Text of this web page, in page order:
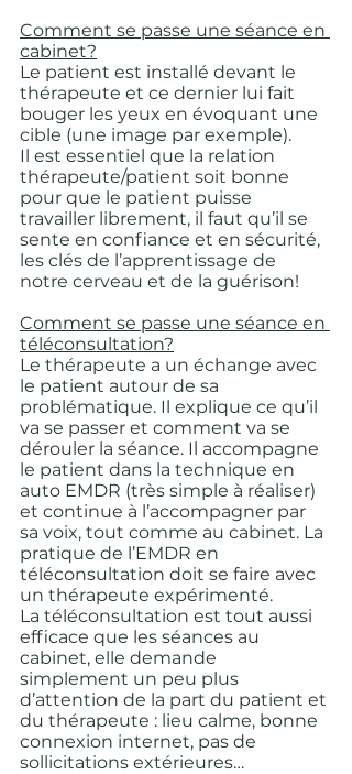
Comment se passe une séance en
cabinet?
Le patient est installé devant le
thérapeute et ce dernier lui fait
bouger les yeux en évoquant une
cible (une image par exemple).
Il est essentiel que la relation
thérapeute/patient soit bonne
pour que le patient puisse
travailler librement, il faut qu’il se
sente en confiance et en sécurité,
les clés de l’apprentissage de
notre cerveau et de la guérison!
Comment se passe une séance en
téléconsultation?
Le thérapeute a un échange avec
le patient autour de sa
problématique. Il explique ce qu’il
va se passer et comment va se
dérouler la séance. Il accompagne
le patient dans la technique en
auto EMDR (très simple à réaliser)
et continue à l’accompagner par
sa voix, tout comme au cabinet. La
pratique de l’EMDR en
téléconsultation doit se faire avec
un thérapeute expérimenté.
La téléconsultation est tout aussi
efficace que les séances au
cabinet, elle demande
simplement un peu plus
d’attention de la part du patient et
du thérapeute : lieu calme, bonne
connexion internet, pas de
sollicitations extérieures…